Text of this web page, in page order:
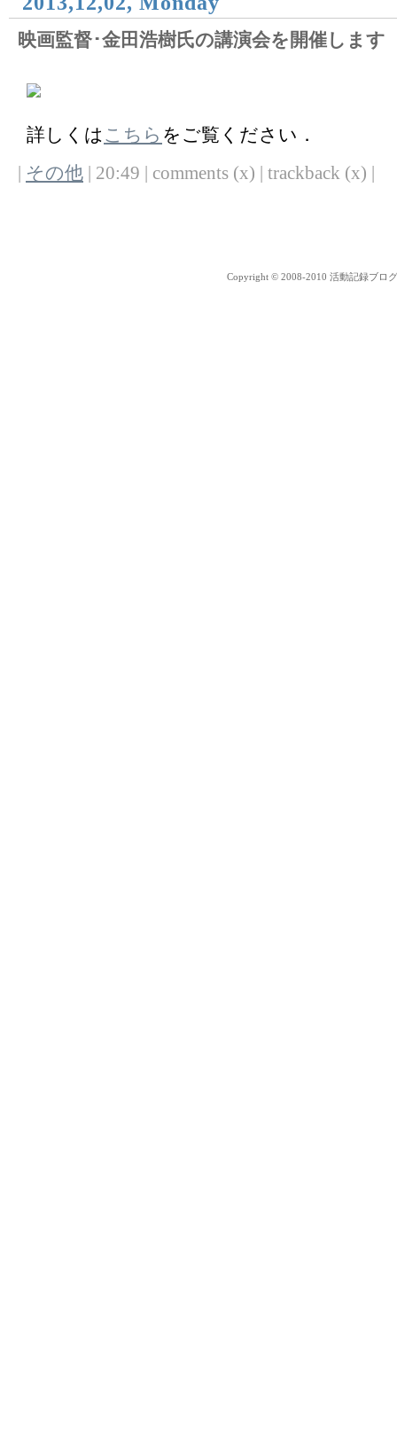
映画監督･金田浩樹氏の講演会を開催します
詳しくは こちら をご覧ください．
その他 | 20:49 | comments (x) | trackback (x) |
Copyright © 2008-2010 活動記録ブロ